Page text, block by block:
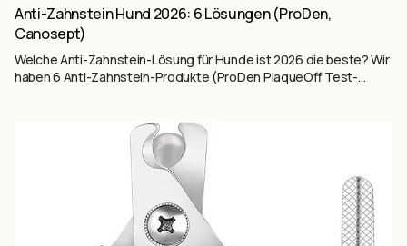
Anti-Zahnstein Hund 2026: 6 Lösungen (ProDen,
Canosept)
Welche Anti-Zahnstein-Lösung für Hunde ist 2026 die beste? Wir
haben 6 Anti-Zahnstein-Produkte (ProDen PlaqueOff Test-
Ultraschall, mammaly Fresh Smile Leckerli) auf Basis von 41.306+
Käufer-Reviews ausgewertet — Pulver vs. Spray vs. Ultraschall vs.
Leckerli, mit Wirkmechanismen und Tierarzt-Empfehlungen.